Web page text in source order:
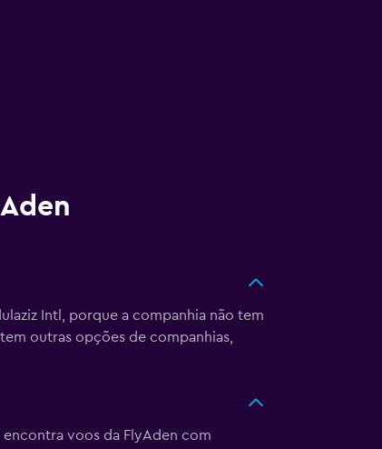
Intl, porque a companhia não tem
outras opções de companhias,
voos da FlyAden com